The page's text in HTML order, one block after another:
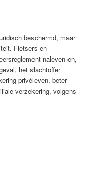
beschermd, maar
Fietsers en
naleven en,
het slachtoffer
privéleven, beter
verzekering, volgens